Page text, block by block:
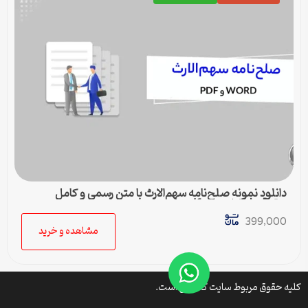
دانلود نمونه صلح‌نامه سهم‌الارث با متن رسمی و کامل
حقوقی | فایل ورد و pdf
399,000
مشاهده و خرید
کلیه حقوق مربوط سایت کتافایل است.